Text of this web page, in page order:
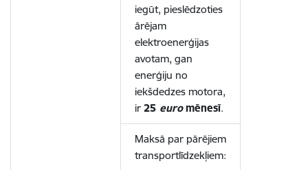
iegūt, pieslēdzoties
ārējam
elektroenerģijas
avotam, gan
enerģiju no
iekšdedzes motora,
ir 25 euro mēnesī.
Maksā par pārējiem
transportlīdzekļiem: